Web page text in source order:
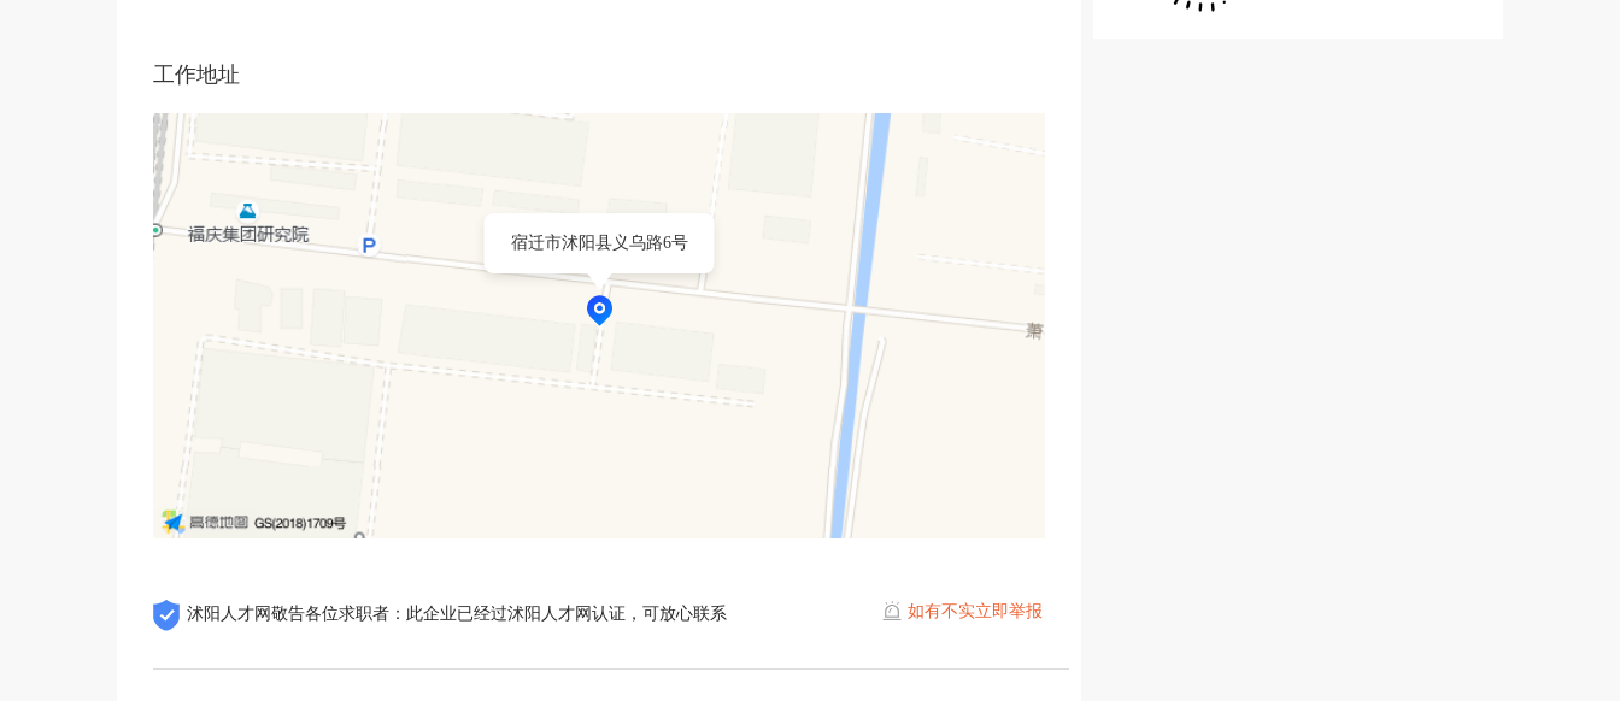
工作地址
宿迁市沭阳县义乌路6号
沭阳人才网敬告各位求职者：此企业已经过沭阳人才网认证，可放心联系 如有不实立即举报